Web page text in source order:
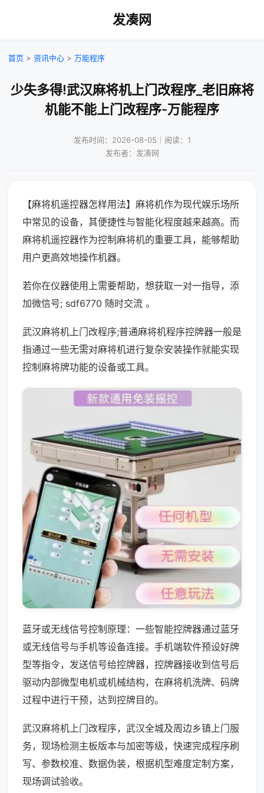
发凑网
首页 > 资讯中心 > 万能程序
少失多得!武汉麻将机上门改程序_老旧麻将
机能不能上门改程序-万能程序
发布时间：2026-08-05｜阅读：1
发布者：发凑网
【麻将机遥控器怎样用法】麻将机作为现代娱乐场所
中常见的设备，其便捷性与智能化程度越来越高。而
麻将机遥控器作为控制麻将机的重要工具，能够帮助
用户更高效地操作机器。
若你在仪器使用上需要帮助，想获取一对一指导，添
加微信号; sdf6770 随时交流 。
武汉麻将机上门改程序;普通麻将机程序控牌器一般是
指通过一些无需对麻将机进行复杂安装操作就能实现
控制麻将牌功能的设备或工具。
蓝牙或无线信号控制原理：一些智能控牌器通过蓝牙
或无线信号与手机等设备连接。手机端软件预设好牌
型等指令，发送信号给控牌器，控牌器接收到信号后
驱动内部微型电机或机械结构，在麻将机洗牌、码牌
过程中进行干预，达到控牌目的。
武汉麻将机上门改程序，武汉全城及周边乡镇上门服
务，现场检测主板版本与加密等级，快速完成程序刷
写、参数校准、数据伪装，根据机型难度定制方案，
现场调试验收。